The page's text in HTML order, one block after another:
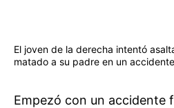
El joven de la derecha intentó
matado a su padre en un
Empezó con un accidente